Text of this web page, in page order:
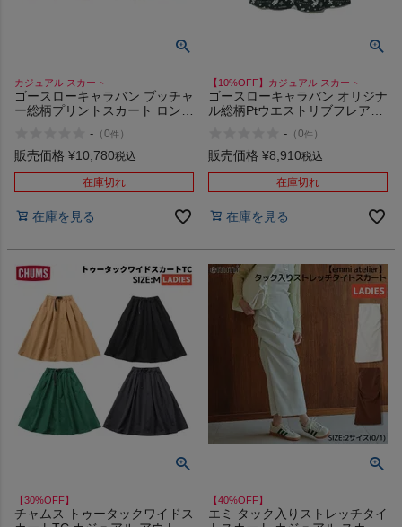
カジュアル スカート
ゴースローキャラバン ブッチャ
ー総柄プリントスカート ロング
caravan 012 079
- （0件 ）
販売価格 ¥10,780税込
在庫切れ
在庫を見る
【10%OFF】カジュアル スカート
ゴースローキャラバン オリジナ
ル総柄Ptウエストリブフレアス
カート ロングスカート go slow
caravan 012
- （0件 ）
販売価格 ¥8,910税込
在庫切れ
在庫を見る
【30%OFF】
チャムス トゥータックワイドス
【40%OFF】
エミ タック入りストレッチタイ